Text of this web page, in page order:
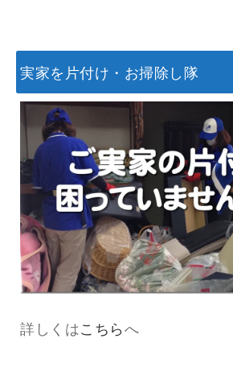
実家を片付け・お掃除し隊
詳しくはこちらへ